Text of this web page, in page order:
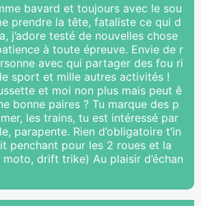
bavard et toujours avec le sou
prendre la tête, fataliste ce qui d
j’adore testé de nouvelles chose
à toute épreuve. Envie de r
avec qui partager des fou ri
sport et mille autres activités !
et moi non plus mais peut ê
bonne paires ? Tu marque des p
les trains, tu est intéressé par
parapente. Rien d’obligatoire t’in
penchant pour les 2 roues et la
drift trike) Au plaisir d’échan